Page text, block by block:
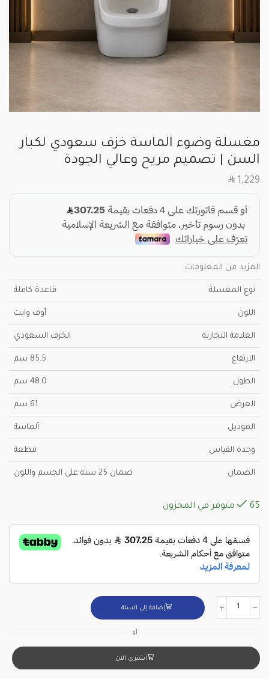
مغسلة وضوء الماسة خزف سعودي لكبار
السن | تصميم مريح وعالي الجودة
SAR 1,229
المزيد من المعلومات
نوع المغسلة قاعدة كاملة
اللون أوف وايت
العلامة التجارية الخزف السعودي
الارتفاع 85.5 سم
الطول 48.0 سم
العرض 61 سم
الموديل ألماسة
وحدة القياس قطعة
الضمان ضمان 25 سنة على الجسم واللون
65 متوفر في المخزون
إضافة إلى السلة
أو
اشتري الان